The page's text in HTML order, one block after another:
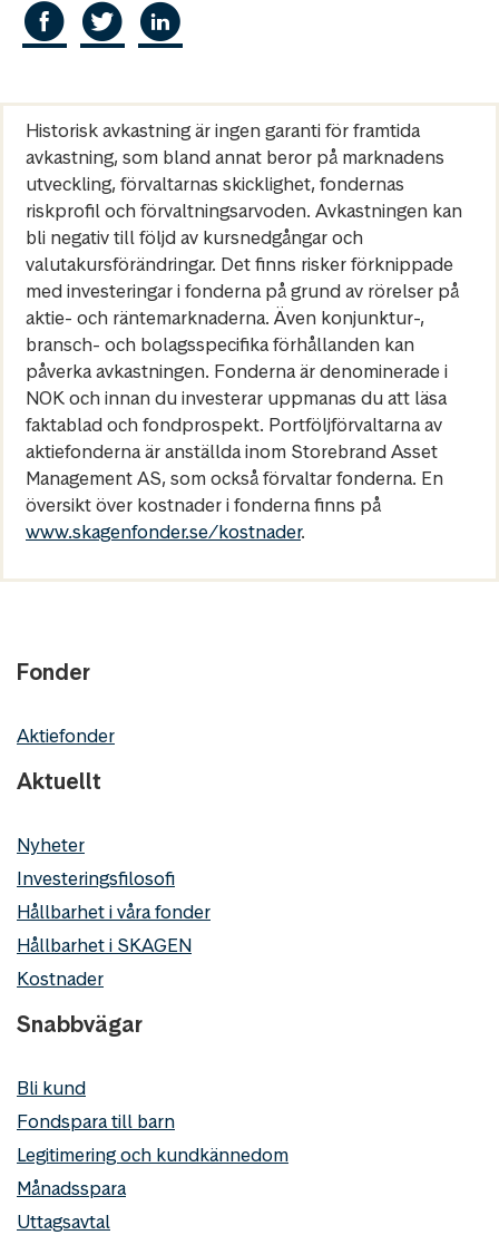
Historisk avkastning är ingen garanti för framtida
avkastning, som bland annat beror på marknadens
utveckling, förvaltarnas skicklighet, fondernas
riskprofil och förvaltningsarvoden. Avkastningen kan
bli negativ till följd av kursnedgångar och
valutakursförändringar. Det finns risker förknippade
med investeringar i fonderna på grund av rörelser på
aktie- och räntemarknaderna. Även konjunktur-,
bransch- och bolagsspecifika förhållanden kan
påverka avkastningen. Fonderna är denominerade i
NOK och innan du investerar uppmanas du att läsa
faktablad och fondprospekt. Portföljförvaltarna av
aktiefonderna är anställda inom Storebrand Asset
Management AS, som också förvaltar fonderna. En
översikt över kostnader i fonderna finns på
www.skagenfonder.se/kostnader.
Fonder
Aktiefonder
Aktuellt
Nyheter
Investeringsfilosofi
Hållbarhet i våra fonder
Hållbarhet i SKAGEN
Kostnader
Snabbvägar
Bli kund
Fondspara till barn
Legitimering och kundkännedom
Månadsspara
Uttagsavtal